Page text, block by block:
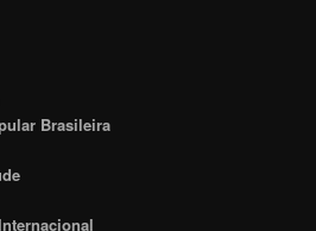
Brasileira